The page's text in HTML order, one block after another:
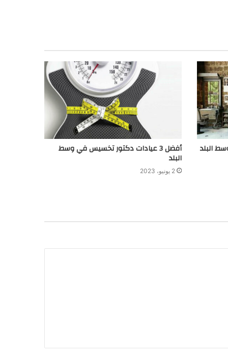
أفضل 3 عيادات دكتور تخسيس في وسط
البلد
2 يونيو، 2023